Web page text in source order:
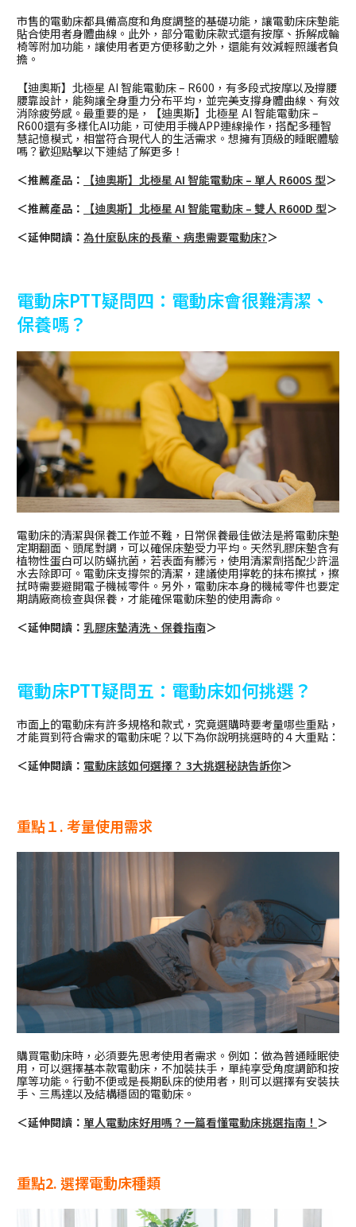
市售的電動床都具備高度和角度調整的基礎功能，讓電動床床墊能
貼合使用者身體曲線。此外，部分電動床款式還有按摩、拆解成輪
椅等附加功能，讓使用者更方便移動之外，還能有效減輕照護者負
擔。
【迪奧斯】北極星 AI 智能電動床 – R600，有多段式按摩以及撐腰
腰靠設計，能夠讓全身重力分布平均，並完美支撐身體曲線、有效
消除疲勞感。最重要的是，【迪奧斯】北極星 AI 智能電動床 –
R600還有多樣化AI功能，可使用手機APP連線操作，搭配多種智
慧記憶模式，相當符合現代人的生活需求。想擁有頂級的睡眠體驗
嗎？歡迎點擊以下連結了解更多！
＜推薦產品：
【迪奧斯】北極星 AI 智能電動床 – 單人 R600S 型＞
＜推薦產品：
【迪奧斯】北極星 AI 智能電動床 – 雙人 R600D 型＞
＜延伸閱讀： 為什麼臥床的長輩、病患需要電動床?＞
電動床PTT疑問四：電動床會很難清潔、
保養嗎？
電動床的清潔與保養工作並不難，日常保養最佳做法是將電動床墊
定期翻面、頭尾對調，可以確保床墊受力平均。天然乳膠床墊含有
植物性蛋白可以防蟎抗菌，若表面有髒污，使用清潔劑搭配少許溫
水去除即可。電動床支撐架的清潔，建議使用擰乾的抹布擦拭，擦
拭時需要避開電子機械零件。另外，電動床本身的機械零件也要定
期請廠商檢查與保養，才能確保電動床墊的使用壽命。
＜延伸閱讀： 乳膠床墊清洗、保養指南＞
電動床PTT疑問五：電動床如何挑選？
市面上的電動床有許多規格和款式，究竟選購時要考量哪些重點，
才能買到符合需求的電動床呢？以下為你說明挑選時的４大重點：
＜延伸閱讀： 電動床該如何選擇？ 3大挑選秘訣告訴你＞
重點１. 考量使用需求
購買電動床時，必須要先思考使用者需求。例如：做為普通睡眠使
用，可以選擇基本款電動床，不加裝扶手，單純享受角度調節和按
摩等功能。行動不便或是長期臥床的使用者，則可以選擇有安裝扶
手、三馬達以及結構穩固的電動床。
＜延伸閱讀： 單人電動床好用嗎？一篇看懂電動床挑選指南！ ＞
重點2. 選擇電動床種類